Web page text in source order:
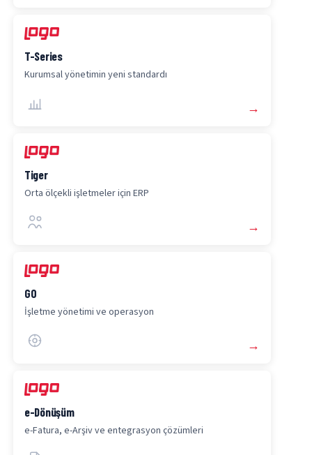
T-Series
Kurumsal yönetimin yeni standardı
→
Tiger
Orta ölçekli işletmeler için ERP
→
GO
İşletme yönetimi ve operasyon
→
e-Dönüşüm
e-Fatura, e-Arşiv ve entegrasyon çözümleri